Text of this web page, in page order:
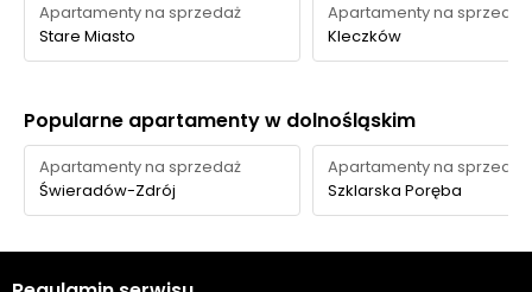
Apartamenty na sprzedaż
Stare Miasto
Apartamenty na sprzedaż
Kleczków
Popularne apartamenty w dolnośląskim
Apartamenty na sprzedaż
Świeradów-Zdrój
Apartamenty na sprzedaż
Szklarska Poręba